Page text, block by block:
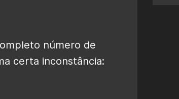
número de
certa inconstância: